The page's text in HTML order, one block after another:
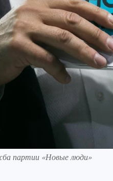
партии «Новые люди»